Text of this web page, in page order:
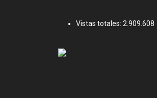
Vistas totales: 2.909.608